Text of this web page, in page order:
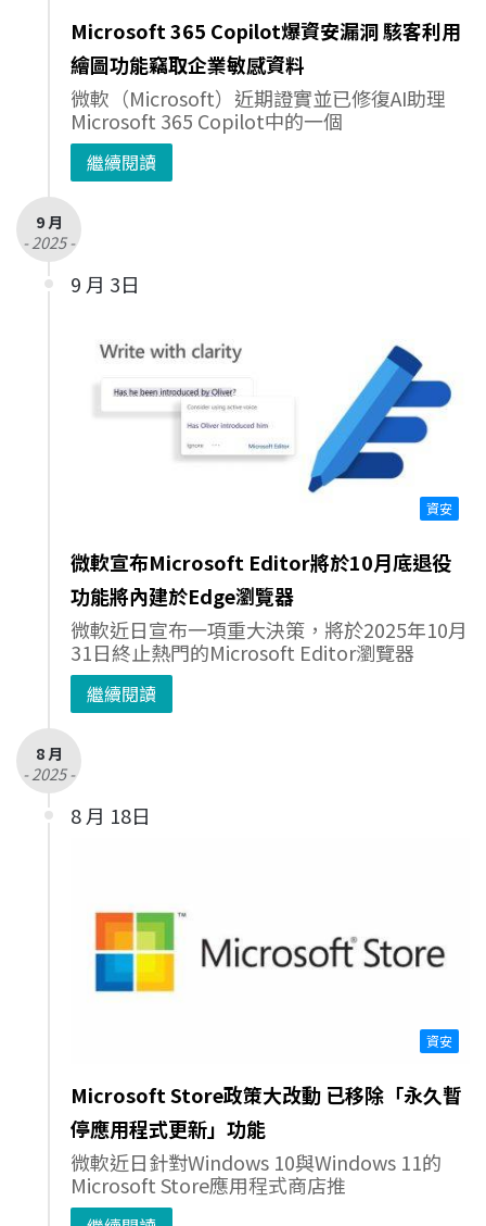
Microsoft 365 Copilot爆資安漏洞 駭客利用
繪圖功能竊取企業敏感資料
微軟（Microsoft）近期證實並已修復AI助理
Microsoft 365 Copilot中的一個
繼續閱讀
9 月
- 2025 -
9 月 3日
資安
微軟宣布Microsoft Editor將於10月底退役
功能將內建於Edge瀏覽器
微軟近日宣布一項重大決策，將於2025年10月
31日終止熱門的Microsoft Editor瀏覽器
繼續閱讀
8 月
- 2025 -
8 月 18日
資安
Microsoft Store政策大改動 已移除「永久暫
停應用程式更新」功能
微軟近日針對Windows 10與Windows 11的
Microsoft Store應用程式商店推